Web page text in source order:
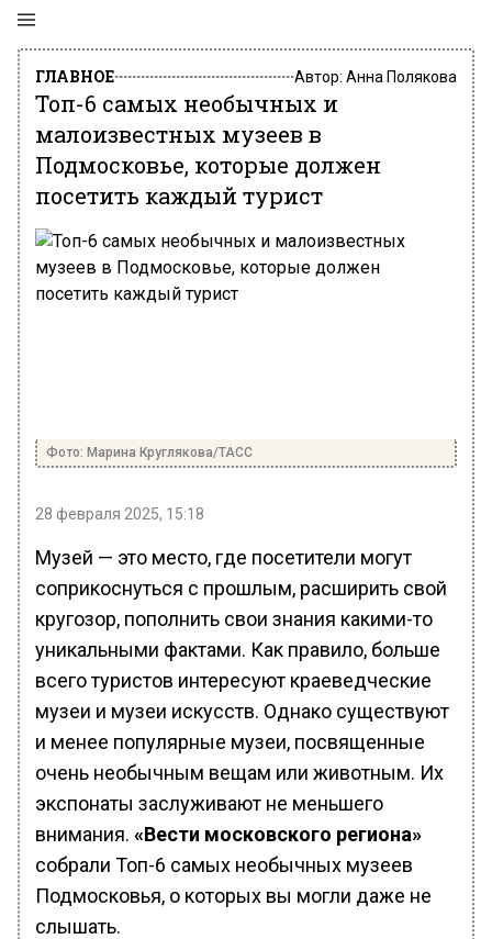
ГЛАВНОЕ Автор: Анна Полякова
Топ-6 самых необычных и
малоизвестных музеев в
Подмосковье, которые должен
посетить каждый турист
Фото: Марина Круглякова/ТАСС
28 февраля 2025, 15:18
Музей — это место, где посетители могут
соприкоснуться с прошлым, расширить свой
кругозор, пополнить свои знания какими-то
уникальными фактами. Как правило, больше
всего туристов интересуют краеведческие
музеи и музеи искусств. Однако существуют
и менее популярные музеи, посвященные
очень необычным вещам или животным. Их
экспонаты заслуживают не меньшего
внимания. «Вести московского региона»
собрали Топ-6 самых необычных музеев
Подмосковья, о которых вы могли даже не
слышать.